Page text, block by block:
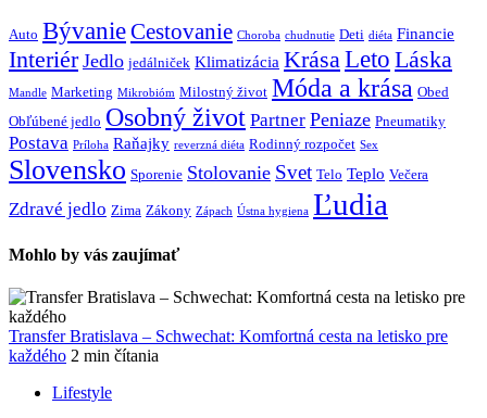
Auto BývanieCestovanie Choroba chudnutie Deti diéta Financie
Interiér Jedlo jedálniček Klimatizácia Krása Leto Láska
Mandle Marketing Mikrobióm Milostný život Móda a krása Obed
Obľúbené jedlo Osobný život Partner Peniaze Pneumatiky
Postava Príloha Raňajky reverzná diéta Rodinný rozpočet Sex
Slovensko Sporenie Stolovanie Svet Telo Teplo Večera
Zdravé jedlo Zima Zákony Zápach Ústna hygiena Ľudia
Mohlo by vás zaujímať
Transfer Bratislava – Schwechat: Komfortná cesta na letisko pre
každého 2 min čítania
Lifestyle